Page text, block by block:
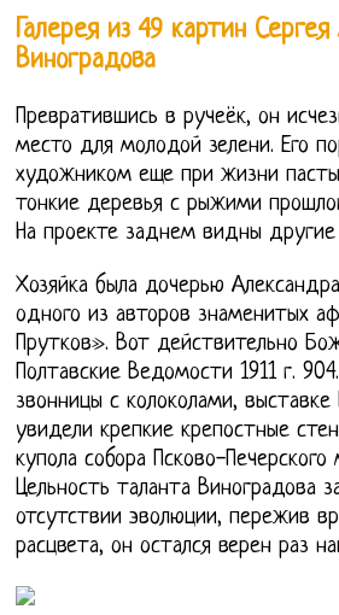
Галерея из 49 картин Сергея
Виноградова
Превратившись в ручеёк, он
место для молодой зелени. Его
художником еще при жизни
тонкие деревья с рыжими
На проекте заднем видны другие
Хозяйка была дочерью
одного из авторов знаменитых
Прутков». Вот действительно
Полтавские Ведомости 1911 г.
звонницы с колоколами, выставке
увидели крепкие крепостные
купола собора Псково-Печерского
Цельность таланта Виноградова
отсутствии эволюции, пережив
расцвета, он остался верен раз